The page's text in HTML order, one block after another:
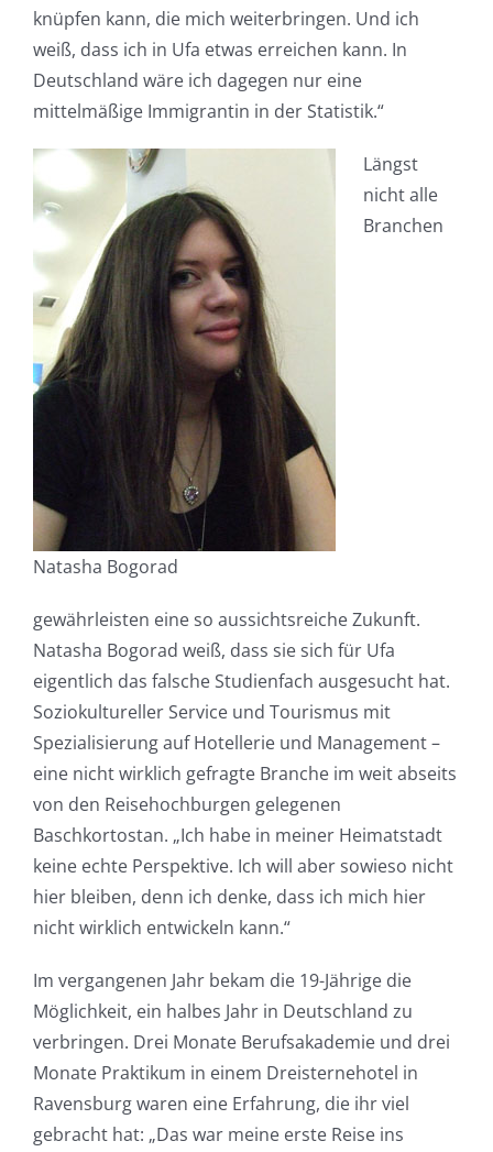
knüpfen kann, die mich weiterbringen. Und ich
weiß, dass ich in Ufa etwas erreichen kann. In
Deutschland wäre ich dagegen nur eine
mittelmäßige Immigrantin in der Statistik.“
Natasha Bogorad
Längst
nicht alle
Branchen
gewährleisten eine so aussichtsreiche Zukunft.
Natasha Bogorad weiß, dass sie sich für Ufa
eigentlich das falsche Studienfach ausgesucht hat.
Soziokultureller Service und Tourismus mit
Spezialisierung auf Hotellerie und Management –
eine nicht wirklich gefragte Branche im weit abseits
von den Reisehochburgen gelegenen
Baschkortostan. „Ich habe in meiner Heimatstadt
keine echte Perspektive. Ich will aber sowieso nicht
hier bleiben, denn ich denke, dass ich mich hier
nicht wirklich entwickeln kann.“
Im vergangenen Jahr bekam die 19-Jährige die
Möglichkeit, ein halbes Jahr in Deutschland zu
verbringen. Drei Monate Berufsakademie und drei
Monate Praktikum in einem Dreisternehotel in
Ravensburg waren eine Erfahrung, die ihr viel
gebracht hat: „Das war meine erste Reise ins